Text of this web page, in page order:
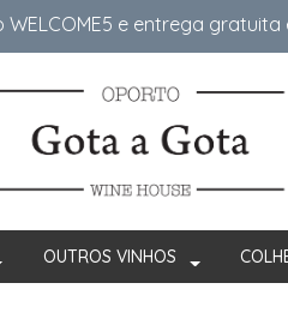
e entrega
OUTROS VINHOS